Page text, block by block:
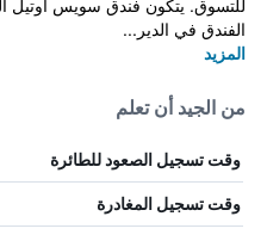
الفندق في الدير...
المزيد
من الجيد أن تعلم
وقت تسجيل الصعود للطائرة
وقت تسجيل المغادرة